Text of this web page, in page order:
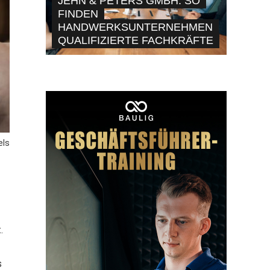
FINDEN
HANDWERKSUNTERNEHMEN
QUALIFIZIERTE FACHKRÄFTE